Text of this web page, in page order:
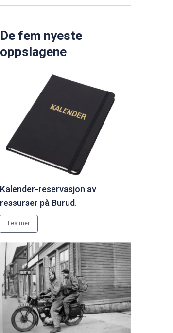
De fem nyeste
oppslagene
Kalender-reservasjon av
ressurser på Burud.
Les mer